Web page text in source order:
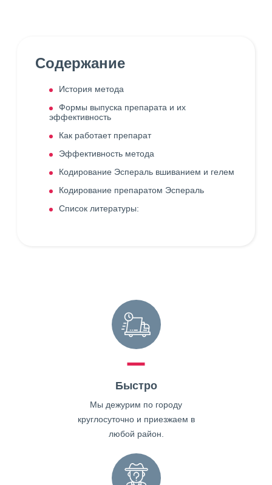
Содержание
История метода
Формы выпуска препарата и их
эффективность
Как работает препарат
Эффективность метода
Кодирование Эспераль вшиванием и гелем
Кодирование препаратом Эспераль
Список литературы:
Быстро
Мы дежурим по городу
круглосуточно и приезжаем в
любой район.